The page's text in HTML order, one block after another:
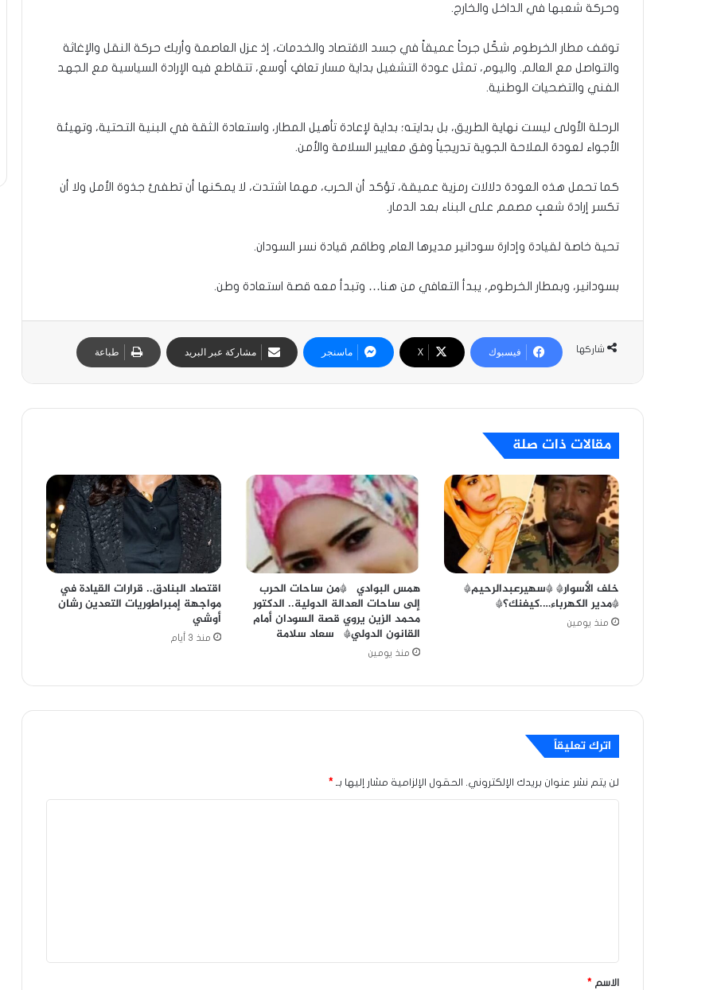
وحركة شعبها في الداخل والخارج.
توقف مطار الخرطوم شكّل جرحاً عميقاً في جسد الاقتصاد والخدمات، إذ عزل العاصمة وأربك حركة النقل والإغاثة
والتواصل مع العالم. واليوم، تمثل عودة التشغيل بداية مسار تعافٍ أوسع، تتقاطع فيه الإرادة السياسية مع الجهد
الفني والتضحيات الوطنية.
الرحلة الأولى ليست نهاية الطريق، بل بدايته؛ بداية لإعادة تأهيل المطار، واستعادة الثقة في البنية التحتية، وتهيئة
الأجواء لعودة الملاحة الجوية تدريجياً وفق معايير السلامة والأمن.
كما تحمل هذه العودة دلالات رمزية عميقة، تؤكد أن الحرب، مهما اشتدت، لا يمكنها أن تطفئ جذوة الأمل ولا أن
تكسر إرادة شعبٍ مصمم على البناء بعد الدمار.
تحية خاصة لقيادة وإدارة سودانير مديرها العام وطاقم قيادة نسر السودان.
بسودانير، وبمطار الخرطوم، يبدأ التعافي من هنا… وتبدأ معه قصة استعادة وطن.
شاركها فيسبوك ‫X ماسنجر مشاركة عبر البريد طباعة
مقالات ذات صلة
خلف الأسوار* *سهيرعبدالرحيم*
*مدير الكهرباء….كيفنك؟*
منذ يومين
همس البوادي *من ساحات الحرب
إلى ساحات العدالة الدولية.. الدكتور
محمد الزين يروي قصة السودان أمام
القانون الدولي* سعاد سلامة
منذ يومين
اقتصاد البنادق.. قرارات القيادة في
مواجهة إمبراطوريات التعدين رشان
أوشي
منذ 3 أيام
اترك تعليقاً
لن يتم نشر عنوان بريدك الإلكتروني. الحقول الإلزامية مشار إليها بـ *
*الاسم *